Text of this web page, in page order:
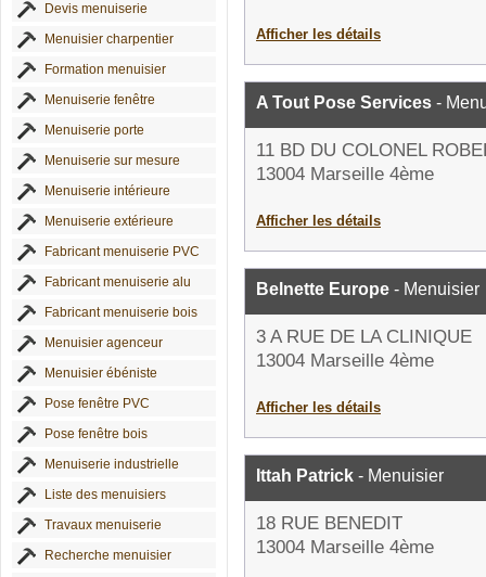
Devis menuiserie
Menuisier charpentier
Formation menuisier
Menuiserie fenêtre
Menuiserie porte
Menuiserie sur mesure
Menuiserie intérieure
Menuiserie extérieure
Fabricant menuiserie PVC
Fabricant menuiserie alu
Fabricant menuiserie bois
Menuisier agenceur
Menuisier ébéniste
Pose fenêtre PVC
Pose fenêtre bois
Menuiserie industrielle
Liste des menuisiers
Travaux menuiserie
Recherche menuisier
Afficher les détails
A Tout Pose Services -
11 BD DU COLONEL
13004 Marseille 4ème
Afficher les détails
Belnette Europe - Menuisier
3 A RUE DE LA CLINIQUE
13004 Marseille 4ème
Afficher les détails
Ittah Patrick - Menuisier
18 RUE BENEDIT
13004 Marseille 4ème